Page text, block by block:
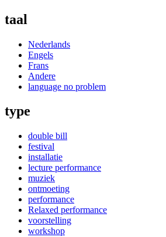
taal
Nederlands
Engels
Frans
Andere
language no problem
type
double bill
festival
installatie
lecture performance
muziek
ontmoeting
performance
Relaxed performance
voorstelling
workshop